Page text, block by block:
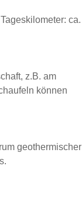
ca.
z.B. am
können
geothermischer